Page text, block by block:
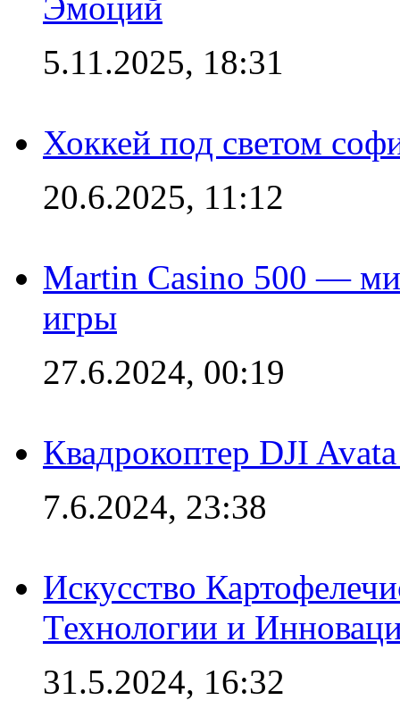
5.11.2025, 18:31
Хоккей под светом
20.6.2025, 11:12
Martin Casino 500 —
игры
27.6.2024, 00:19
Квадрокоптер DJI
7.6.2024, 23:38
Искусство
Технологии и
31.5.2024, 16:32